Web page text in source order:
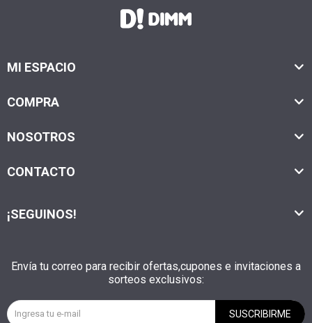
MI ESPACIO
COMPRA
NOSOTROS
CONTACTO
Envía tu correo para recibir ofertas,cupones e invitaciones a
sorteos exclusivos:
SUSCRIBIRME
¡SEGUINOS!